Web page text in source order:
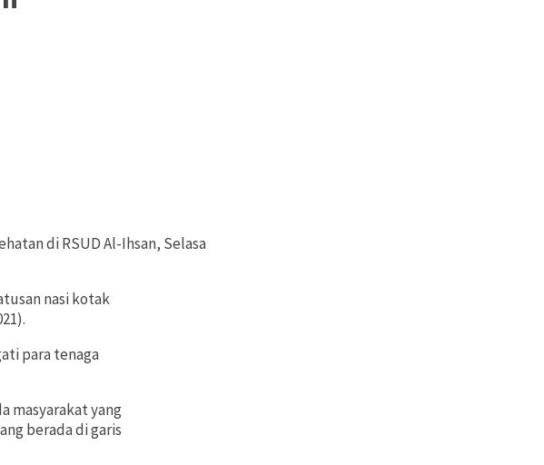
di RSUD Al-Ihsan, Selasa
nasi kotak
para tenaga
masyarakat yang
berada di garis